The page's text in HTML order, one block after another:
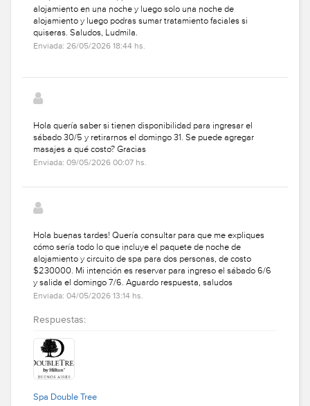
alojamiento en una noche y luego solo una noche de
alojamiento y luego podras sumar tratamiento faciales si
quiseras. Saludos, Ludmila.
Enviada: 26/05/2026 18:44 hs.
Hola quería saber si tienen disponibilidad para ingresar el
sábado 30/5 y retirarnos el domingo 31. Se puede agregar
masajes a qué costo? Gracias
Enviada: 09/05/2026 00:07 hs.
Hola buenas tardes! Quería consultar para que me expliques
cómo sería todo lo que incluye el paquete de noche de
alojamiento y circuito de spa para dos personas, de costo
$230000. Mi intención es reservar para ingreso el sábado 6/6
y salida el domingo 7/6. Aguardo respuesta, saludos
Enviada: 04/05/2026 13:14 hs.
Respuestas:
Spa Double Tree